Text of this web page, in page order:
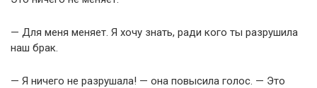
— Для меня меняет. Я хочу знать, ради кого ты разрушила
наш брак.
— Я ничего не разрушала! — она повысила голос. — Это